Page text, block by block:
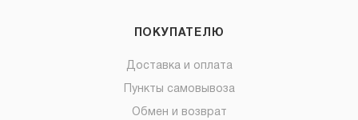
ПОКУПАТЕЛЮ
Доставка и оплата
Пункты самовывоза
Обмен и возврат